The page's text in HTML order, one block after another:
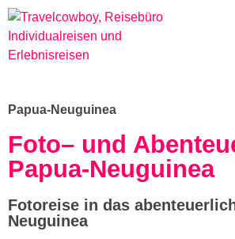
Papua-Neuguinea
Foto– und
Papua-Neuguinea
Fotoreise in das
Neuguinea